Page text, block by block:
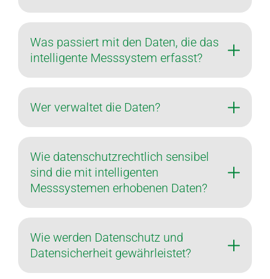
Was passiert mit den Daten, die das
intelligente Messsystem erfasst?
Wer verwaltet die Daten?
Wie datenschutzrechtlich sensibel
sind die mit intelligenten
Messsystemen erhobenen Daten?
Wie werden Datenschutz und
Datensicherheit gewährleistet?